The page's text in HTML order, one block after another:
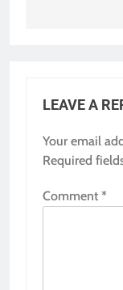
LEAVE A
Your email
Required
Comment *